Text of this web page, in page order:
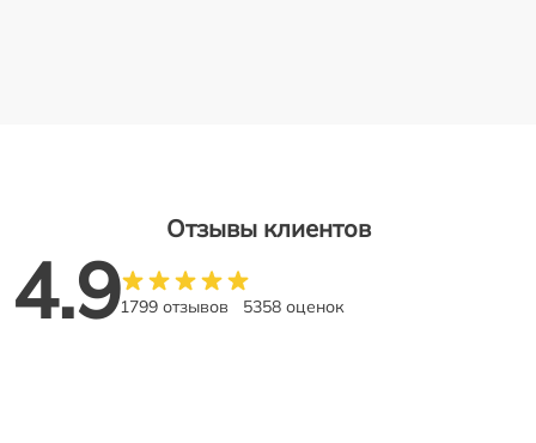
Отзывы клиентов
4.91799 отзывов 5358 оценок